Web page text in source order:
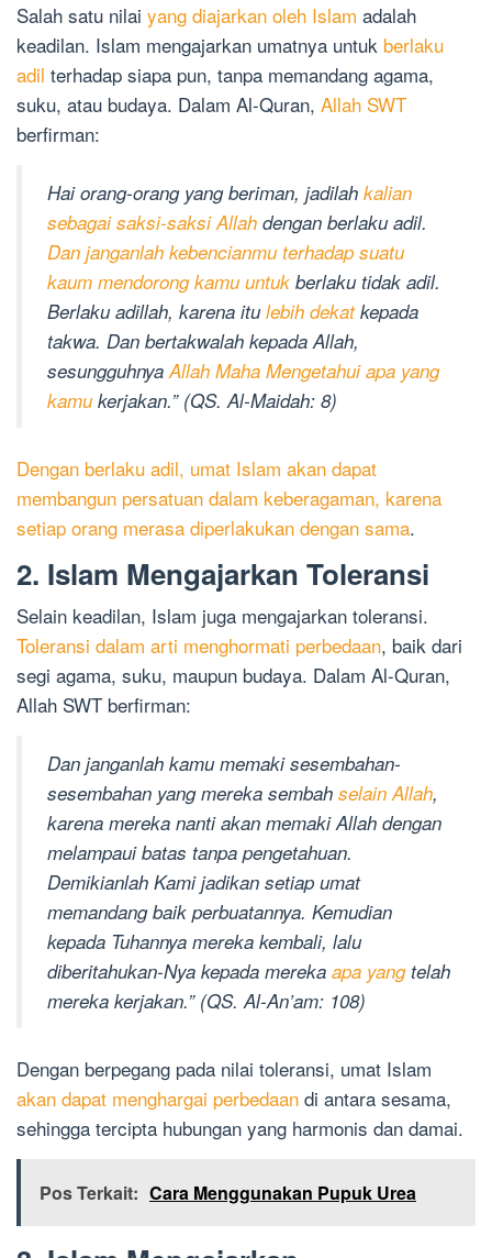
Salah satu nilai yang diajarkan oleh Islam adalah
keadilan. Islam mengajarkan umatnya untuk berlaku
adil terhadap siapa pun, tanpa memandang agama,
suku, atau budaya. Dalam Al-Quran, Allah SWT
berfirman:
Hai orang-orang yang beriman, jadilah kalian
sebagai saksi-saksi Allah dengan berlaku adil.
Dan janganlah kebencianmu terhadap suatu
kaum mendorong kamu untuk berlaku tidak adil.
Berlaku adillah, karena itulebih dekatkepada
takwa. Dan bertakwalah kepada Allah,
sesungguhnya Allah Maha Mengetahui apa yang
kamukerjakan.” (QS. Al-Maidah: 8)
Dengan berlaku adil, umat Islam akan dapat
membangun persatuan dalam keberagaman, karena
setiap orang merasa diperlakukan dengan sama.
2. Islam Mengajarkan Toleransi
Selain keadilan, Islam juga mengajarkan toleransi.
Toleransi dalam arti menghormati perbedaan, baik dari
segi agama, suku, maupun budaya. Dalam Al-Quran,
Allah SWT berfirman:
Dan janganlah kamu memaki sesembahan-
sesembahan yang mereka sembah selain Allah,
karena mereka nanti akan memaki Allah dengan
melampaui batas tanpa pengetahuan.
Demikianlah Kami jadikan setiap umat
memandang baik perbuatannya. Kemudian
kepada Tuhannya mereka kembali, lalu
diberitahukan-Nya kepada mereka apa yangtelah
mereka kerjakan.” (QS. Al-An’am: 108)
Dengan berpegang pada nilai toleransi, umat Islam
akan dapat menghargai perbedaan di antara sesama,
sehingga tercipta hubungan yang harmonis dan damai.
Pos Terkait: Cara Menggunakan Pupuk Urea